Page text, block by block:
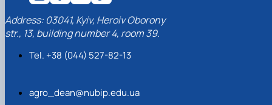
Address: 03041, Kyiv, Heroiv Oborony
str., 13, building number 4, room 39.
Tel. +38 (044) 527-82-13
agro_dean@nubip.edu.ua